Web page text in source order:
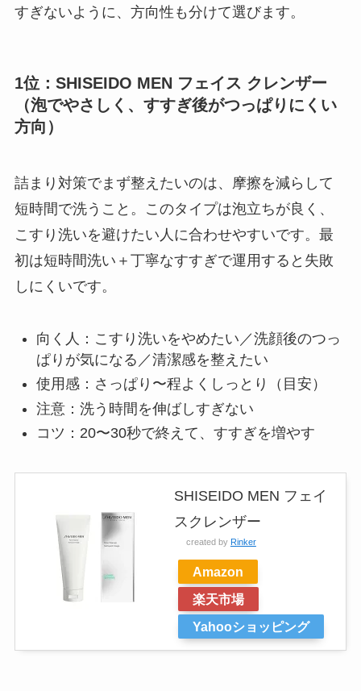
すぎないように、方向性も分けて選びます。
1位：SHISEIDO MEN フェイス クレンザー
（泡でやさしく、すすぎ後がつっぱりにくい
方向）
詰まり対策でまず整えたいのは、摩擦を減らして
短時間で洗うこと。このタイプは泡立ちが良く、
こすり洗いを避けたい人に合わせやすいです。最
初は短時間洗い＋丁寧なすすぎで運用すると失敗
しにくいです。
向く人：こすり洗いをやめたい／洗顔後のつっ
ぱりが気になる／清潔感を整えたい
使用感：さっぱり〜程よくしっとり（目安）
注意：洗う時間を伸ばしすぎない
コツ：20〜30秒で終えて、すすぎを増やす
SHISEIDO MEN フェイ
スクレンザー
created by Rinker
Amazon
楽天市場
Yahooショッピング